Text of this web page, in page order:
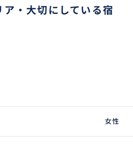
・大切にしている宿
女性